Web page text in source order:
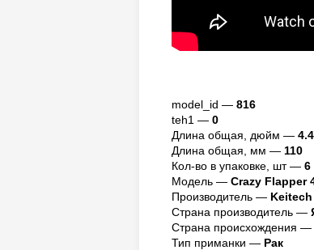
model_id — 816
teh1 — 0
Длина общая, дюйм — 4.4
Длина общая, мм — 110
Кол-во в упаковке, шт — 6
Модель — Crazy Flapper
Производитель — Keitech
Страна производитель —
Страна происхождения —
Тип приманки — Рак